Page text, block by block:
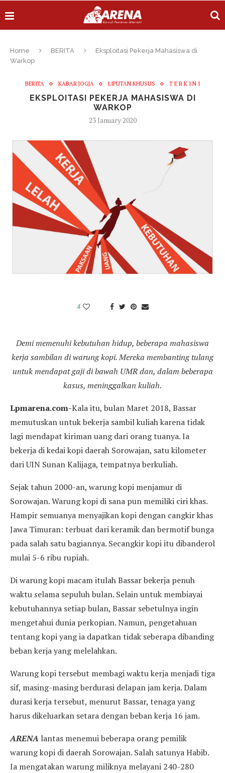
Home BERITA
Eksploitasi Pekerja Mahasiswa di
Warkop
BERITA KABAR JOGJA LIPUTAN KHUSUS T E R K I N I
EKSPLOITASI PEKERJA MAHASISWA DI
WARKOP
23 January 2020
4
Demi memenuhi kebutuhan hidup, beberapa mahasiswa
kerja sambilan di warung kopi. Mereka membanting tulang
untuk mendapat gaji di bawah UMR dan, dalam beberapa
kasus, meninggalkan kuliah.
Lpmarena.com-Kala itu, bulan Maret 2018, Bassar
memutuskan untuk bekerja sambil kuliah karena tidak
lagi mendapat kiriman uang dari orang tuanya. Ia
bekerja di kedai kopi daerah Sorowajan, satu kilometer
dari UIN Sunan Kalijaga, tempatnya berkuliah.
Sejak tahun 2000-an, warung kopi menjamur di
Sorowajan. Warung kopi di sana pun memiliki ciri khas.
Hampir semuanya menyajikan kopi dengan cangkir khas
Jawa Timuran: terbuat dari keramik dan bermotif bunga
pada salah satu bagiannya. Secangkir kopi itu dibanderol
mulai 5-6 ribu rupiah.
Di warung kopi macam itulah Bassar bekerja penuh
waktuselama sepuluh bulan. Selain untuk membiayai
kebutuhannya setiap bulan, Bassar sebetulnya ingin
mengetahui dunia perkopian. Namun, pengetahuan
tentang kopi yang ia dapatkan tidak seberapa dibanding
beban kerja yang melelahkan.
Warung kopi tersebut membagi waktu kerja menjadi tiga
sif, masing-masing berdurasi delapan jam kerja. Dalam
durasi kerja tersebut, menurut Bassar, tenaga yang
harus dikeluarkan setara dengan beban kerja 16 jam.
ARENA lantas menemui beberapa orang pemilik
warung kopi di daerah Sorowajan. Salah satunya Habib.
Ia mengatakan warung miliknya melayani 240-280